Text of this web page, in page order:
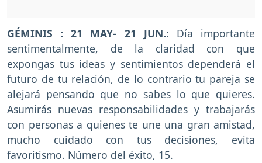
GÉMINIS : 21 MAY- 21 JUN.: Día importante
sentimentalmente, de la claridad con que
expongas tus ideas y sentimientos dependerá el
futuro de tu relación, de lo contrario tu pareja se
alejará pensando que no sabes lo que quieres.
Asumirás nuevas responsabilidades y trabajarás
con personas a quienes te une una gran amistad,
mucho cuidado con tus decisiones, evita
favoritismo. Número del éxito, 15.